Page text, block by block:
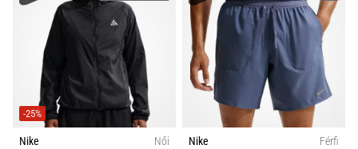
-25%
Nike
Női
Nike
Férfi